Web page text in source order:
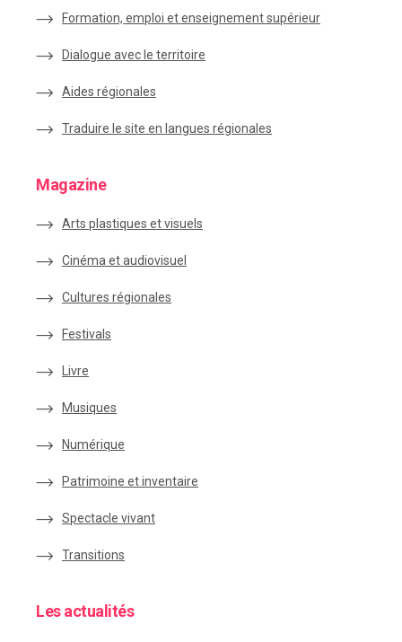
Formation, emploi et enseignement supérieur
Dialogue avec le territoire
Aides régionales
Traduire le site en langues régionales
Magazine
Arts plastiques et visuels
Cinéma et audiovisuel
Cultures régionales
Festivals
Livre
Musiques
Numérique
Patrimoine et inventaire
Spectacle vivant
Transitions
Les actualités